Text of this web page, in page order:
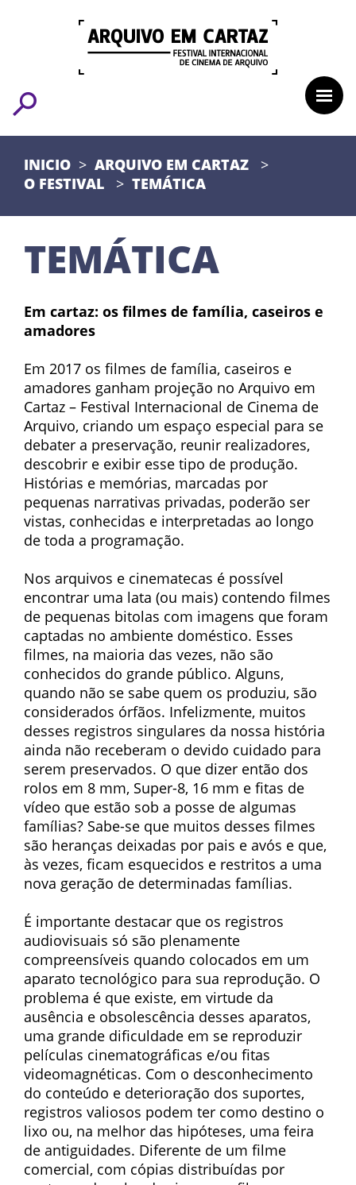
INICIO
ARQUIVO EM CARTAZ
O FESTIVAL
TEMÁTICA
TEMÁTICA
Em cartaz: os filmes de família, caseiros e
amadores
Em 2017 os filmes de família, caseiros e
amadores ganham projeção no Arquivo em
Cartaz – Festival Internacional de Cinema de
Arquivo, criando um espaço especial para se
debater a preservação, reunir realizadores,
descobrir e exibir esse tipo de produção.
Histórias e memórias, marcadas por
pequenas narrativas privadas, poderão ser
vistas, conhecidas e interpretadas ao longo
de toda a programação.
Nos arquivos e cinematecas é possível
encontrar uma lata (ou mais) contendo filmes
de pequenas bitolas com imagens que foram
captadas no ambiente doméstico. Esses
filmes, na maioria das vezes, não são
conhecidos do grande público. Alguns,
quando não se sabe quem os produziu, são
considerados órfãos. Infelizmente, muitos
desses registros singulares da nossa história
ainda não receberam o devido cuidado para
serem preservados. O que dizer então dos
rolos em 8 mm, Super-8, 16 mm e fitas de
vídeo que estão sob a posse de algumas
famílias? Sabe-se que muitos desses filmes
são heranças deixadas por pais e avós e que,
às vezes, ficam esquecidos e restritos a uma
nova geração de determinadas famílias.
É importante destacar que os registros
audiovisuais só são plenamente
compreensíveis quando colocados em um
aparato tecnológico para sua reprodução. O
problema é que existe, em virtude da
ausência e obsolescência desses aparatos,
uma grande dificuldade em se reproduzir
películas cinematográficas e/ou fitas
videomagnéticas. Com o desconhecimento
do conteúdo e deterioração dos suportes,
registros valiosos podem ter como destino o
lixo ou, na melhor das hipóteses, uma feira
de antiguidades. Diferente de um filme
comercial, com cópias distribuídas por